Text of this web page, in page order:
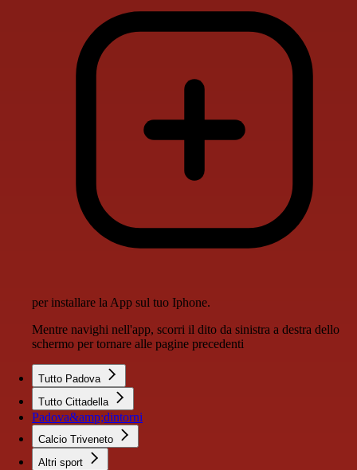
per installare la App sul tuo Iphone.
Mentre navighi nell'app, scorri il dito da sinistra a destra dello
schermo per tornare alle pagine precedenti
Tutto Padova
Tutto Cittadella
Padova&amp;dintorni
Calcio Triveneto
Altri sport